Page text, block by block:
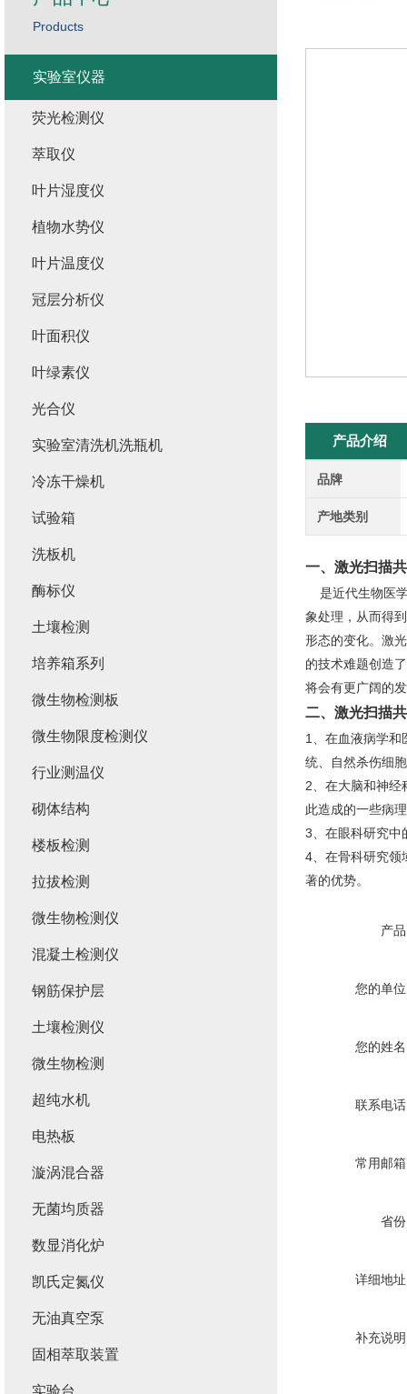
产品介绍
品牌
产地类别
一、 激光扫描
是近代生物医学
象处理，从而得
形态的变化。激
的技术难题创造
将会有更广阔的
二、 激光扫描
1、在血液病学和
统、自然杀伤细
2、在大脑和神经
此造成的一些病
3、在眼科研究中
4、在骨科研究领
著的优势。
产
您的单
您的姓
联系电
常用邮
省
详细地
补充说
Products
实验室仪器
荧光检测仪
萃取仪
叶片湿度仪
植物水势仪
叶片温度仪
冠层分析仪
叶面积仪
叶绿素仪
光合仪
实验室清洗机洗瓶机
冷冻干燥机
试验箱
洗板机
酶标仪
土壤检测
培养箱系列
微生物检测板
微生物限度检测仪
行业测温仪
砌体结构
楼板检测
拉拔检测
微生物检测仪
混凝土检测仪
钢筋保护层
土壤检测仪
微生物检测
超纯水机
电热板
漩涡混合器
无菌均质器
数显消化炉
凯氏定氮仪
无油真空泵
固相萃取装置
实验台